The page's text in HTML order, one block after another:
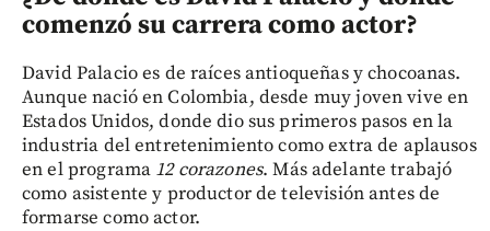
comenzó su carrera como actor?
David Palacio es de raíces antioqueñas y chocoanas.
Aunque nació en Colombia, desde muy joven vive en
Estados Unidos, donde dio sus primeros pasos en la
industria del entretenimiento como extra de aplausos
en el programa 12 corazones. Más adelante trabajó
como asistente y productor de televisión antes de
formarse como actor.